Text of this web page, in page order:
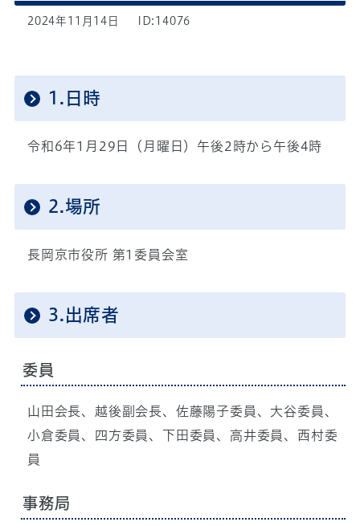
2024年11月14日 ID:14076
1.日時
令和6年1月29日（月曜日）午後2時から午後4時
2.場所
長岡京市役所 第1委員会室
3.出席者
委員
山田会長、越後副会長、佐藤陽子委員、大谷委員、
小倉委員、四方委員、下田委員、高井委員、西村委
員
事務局